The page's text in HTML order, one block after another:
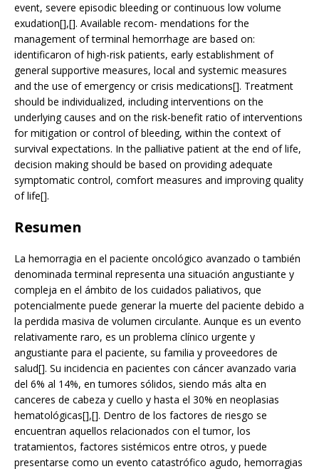
event, severe episodic bleeding or continuous low volume
exudation[],[]. Available recom- mendations for the
management of terminal hemorrhage are based on:
identificaron of high-risk patients, early establishment of
general supportive measures, local and systemic measures
and the use of emergency or crisis medications[]. Treatment
should be individualized, including interventions on the
underlying causes and on the risk-benefit ratio of interventions
for mitigation or control of bleeding, within the context of
survival expectations. In the palliative patient at the end of life,
decision making should be based on providing adequate
symptomatic control, comfort measures and improving quality
of life[].
Resumen
La hemorragia en el paciente oncológico avanzado o también
denominada terminal representa una situación angustiante y
compleja en el ámbito de los cuidados paliativos, que
potencialmente puede generar la muerte del paciente debido a
la perdida masiva de volumen circulante. Aunque es un evento
relativamente raro, es un problema clínico urgente y
angustiante para el paciente, su familia y proveedores de
salud[]. Su incidencia en pacientes con cáncer avanzado varia
del 6% al 14%, en tumores sólidos, siendo más alta en
canceres de cabeza y cuello y hasta el 30% en neoplasias
hematológicas[],[]. Dentro de los factores de riesgo se
encuentran aquellos relacionados con el tumor, los
tratamientos, factores sistémicos entre otros, y puede
presentarse como un evento catastrófico agudo, hemorragias